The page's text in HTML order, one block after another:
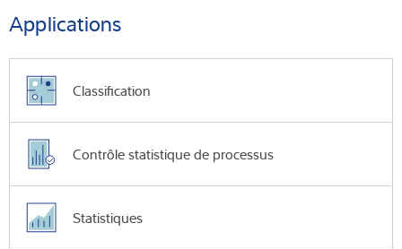
Applications
Classification
Contrôle statistique de processus
Statistiques